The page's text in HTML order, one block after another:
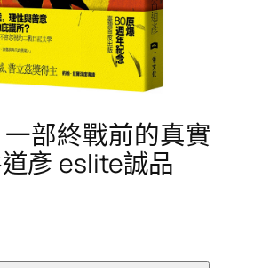
部終戰前的真實
彥 eslite誠品